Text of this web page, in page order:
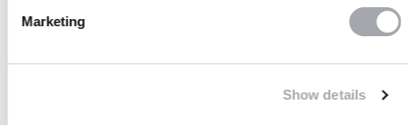
Marketing
Show details
Livraison en 10 jours ouvrés